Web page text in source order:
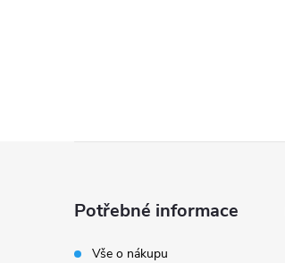
Potřebné informace
Vše o nákupu